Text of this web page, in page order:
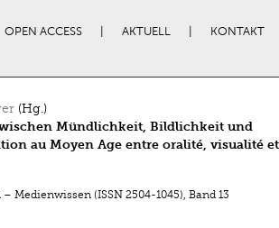
OPEN ACCESS AKTUELL KONTAKT
(Hg.)
Mündlichkeit, Bildlichkeit und
au Moyen Age entre oralité, visualité et
Medienwissen (ISSN 2504-1045), Band 13